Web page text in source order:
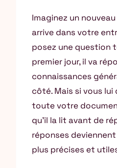
Imaginez un
arrive dans votre
posez une question
premier jour, il va
connaissances
côté. Mais si vous lui
toute votre
qu’il la lit avant de
réponses
plus précises et